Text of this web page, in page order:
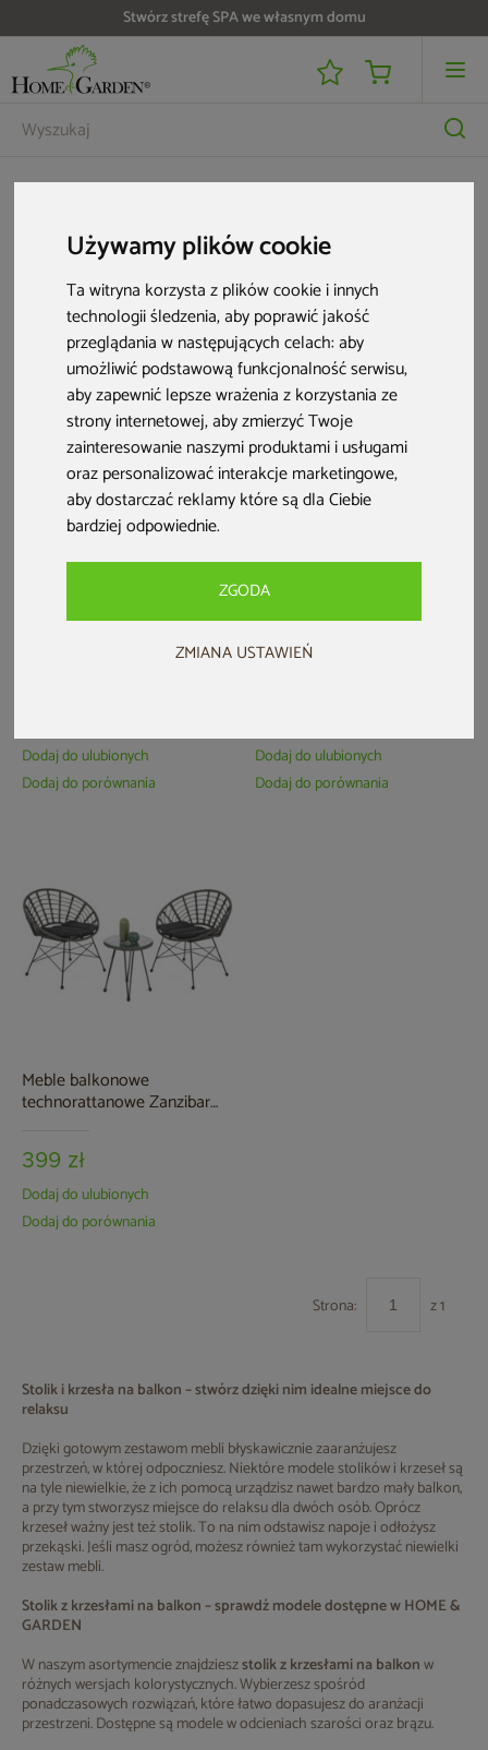
Używamy plików cookie
Ta witryna korzysta z plików cookie i innych
technologii śledzenia, aby poprawić jakość
przeglądania w następujących celach:aby
umożliwić podstawową funkcjonalność serwisu,
aby zapewnić lepsze wrażenia z korzystania ze
strony internetowej,aby zmierzyć Twoje
zainteresowanie naszymi produktami i usługami
oraz personalizować interakcje marketingowe,
aby dostarczać reklamy które są dla Ciebie
bardziej odpowiednie.
ZGODA
ZMIANA USTAWIEŃ
Stwórz strefę SPA we własnym domu
Meble ogrodowe Meble balkonowe Stolik i krzesła na balkon
Komplet stolik i krzesła
Balkon, nawet niewielki, nie musi pozostawać pusty. Z łatwością
zaaranżujesz tam przestrzeń idealną do odpoczynku. Wystarczy
niewielki komplet mebli, żeby o poranku cieszyć się śniadaniem
zjedzonym na świeżym powietrzu lub odpocząć wieczorem po całym
dniu pracy. W HOME & GARDEN znajdziesz stolik i krzesła na balkon w
różnych wariantach. Sprawdź dostępne modele i wybierz idealnie
dopasowane do Twojego pomysłu na aranżację!
Stolik i krzesła na balkon – stwórz dzięki nim idealne miejsce do
relaksu
Dzięki gotowym zestawom mebli błyskawicznie zaaranżujesz
przestrzeń, w której odpoczniesz. Niektóre modele stolików i krzeseł są
na tyle niewielkie, że z ich pomocą urządzisz nawet bardzo mały balkon,
a przy tym stworzysz miejsce do relaksu dla dwóch osób. Oprócz
krzeseł ważny jest też stolik. To na nim odstawisz napoje i odłożysz
przekąski. Jeśli masz ogród, możesz również tam wykorzystać niewielki
zestaw mebli.
Stolik z krzesłami na balkon – sprawdź modele dostępne w HOME &
GARDEN
W naszym asortymencie znajdzieszstolik z krzesłami na balkonw
różnych wersjach kolorystycznych. Wybierzesz spośród
ponadczasowych rozwiązań, które łatwo dopasujesz do aranżacji
przestrzeni. Dostępne są modele w odcieniach szarości oraz brązu.
3 produkty
Meble ogrodowe rattanowe
Bahama Brown / Cappuccino
Bestseller
Dodaj do ulubionych
Dodaj do porównania
Meble balkonowe
technorattanowe Zanzibar
Dodaj do ulubionych
Dodaj do porównania
Meble balkonowe
technorattanowe Zanzibar
399 zł
Dodaj do ulubionych
Dodaj do porównania
Strona: z 1